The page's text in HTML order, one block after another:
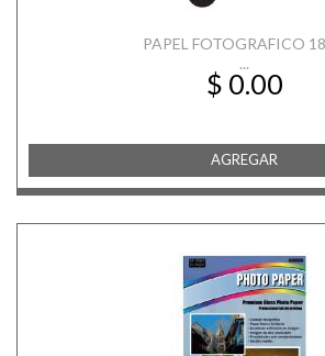
PAPEL FOTOGRAFICO
...
$ 0.00
AGREGAR